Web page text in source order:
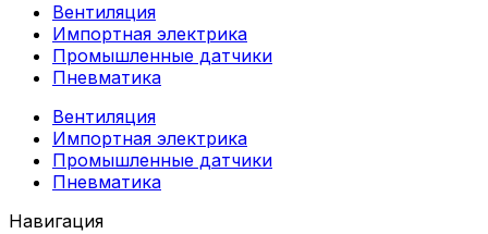
Вентиляция
Импортная электрика
Промышленные датчики
Пневматика
Вентиляция
Импортная электрика
Промышленные датчики
Пневматика
Навигация